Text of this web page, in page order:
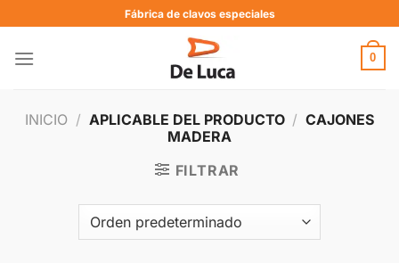
Fábrica de clavos especiales
0
INICIO / APLICABLE DEL PRODUCTO / CAJONES
MADERA
FILTRAR